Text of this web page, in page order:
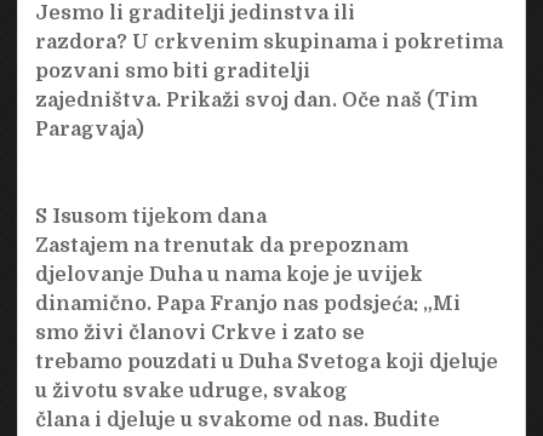
Jesmo li graditelji jedinstva ili
razdora? U crkvenim skupinama i pokretima
pozvani smo biti graditelji
zajedništva. Prikaži svoj dan. Oče naš (Tim
Paragvaja)
S Isusom tijekom dana
Zastajem na trenutak da prepoznam
djelovanje Duha u nama koje je uvijek
dinamično. Papa Franjo nas podsjeća: „Mi
smo živi članovi Crkve i zato se
trebamo pouzdati u Duha Svetoga koji djeluje
u životu svake udruge, svakog
člana i djeluje u svakome od nas. Budite